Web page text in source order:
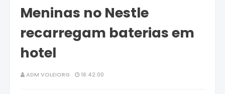
Meninas no Nestle
recarregam baterias em
hotel
ADM VOLEIORG 16:42:00